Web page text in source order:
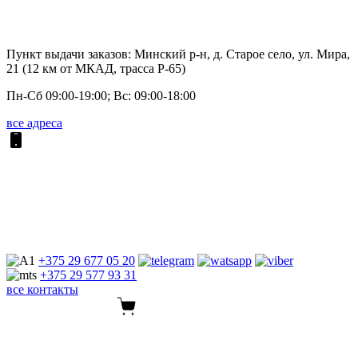
Пункт выдачи заказов: Минский р-н, д. Старое село, ул. Мира,
21 (12 км от МКАД, трасса P-65)
Пн-Сб 09:00-19:00; Вс: 09:00-18:00
все адреса
+375 29 677 05 20
+375 29 577 93 31
все контакты